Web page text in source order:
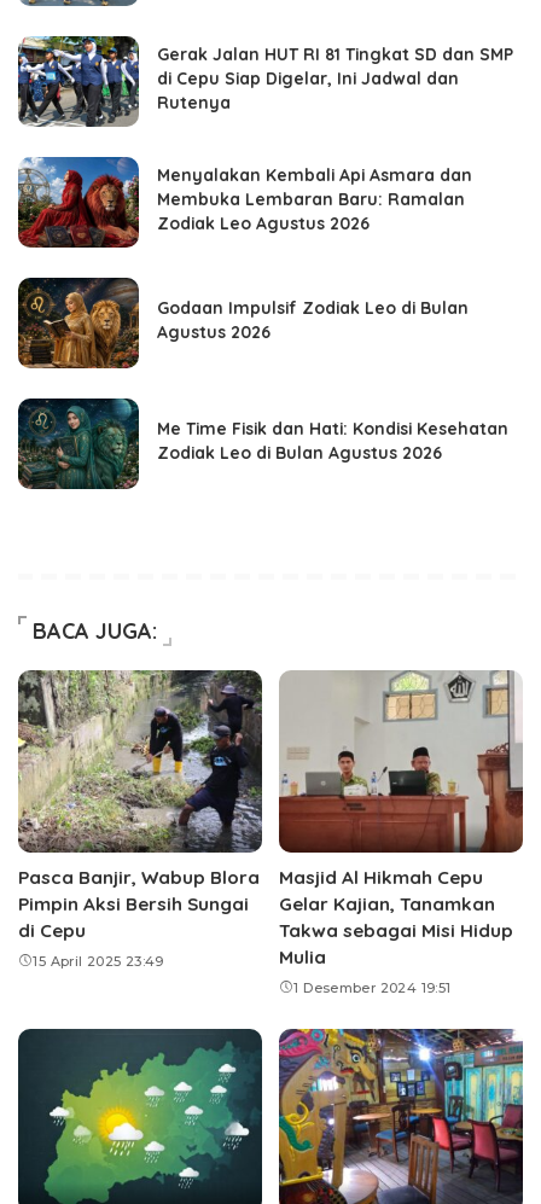
Gerak Jalan HUT RI 81 Tingkat SD dan SMP
di Cepu Siap Digelar, Ini Jadwal dan
Rutenya
Menyalakan Kembali Api Asmara dan
Membuka Lembaran Baru: Ramalan
Zodiak Leo Agustus 2026
Godaan Impulsif Zodiak Leo di Bulan
Agustus 2026
Me Time Fisik dan Hati: Kondisi Kesehatan
Zodiak Leo di Bulan Agustus 2026
BACA JUGA:
Pasca Banjir, Wabup Blora
Pimpin Aksi Bersih Sungai
di Cepu
15 April 2025 23:49
Masjid Al Hikmah Cepu
Gelar Kajian, Tanamkan
Takwa sebagai Misi Hidup
Mulia
1 Desember 2024 19:51